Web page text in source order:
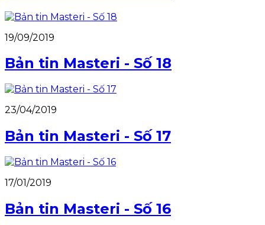
19/09/2019
Bản tin Masteri - Số 18
23/04/2019
Bản tin Masteri - Số 17
17/01/2019
Bản tin Masteri - Số 16